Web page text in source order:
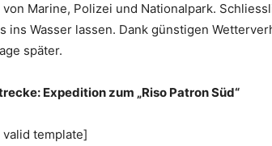
von Marine, Polizei und Nationalpark.
ins Wasser lassen. Dank günstigen
später.
Expedition zum „Riso Patron Süd“
valid template]